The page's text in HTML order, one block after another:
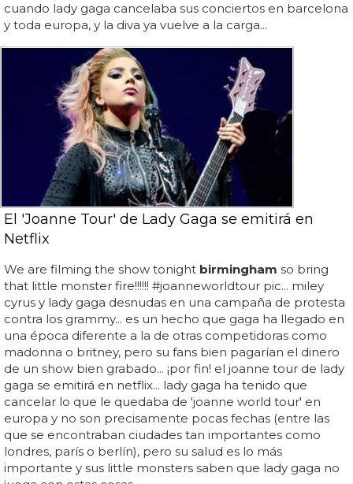
cuando lady gaga cancelaba sus conciertos en barcelona
y toda europa, y la diva ya vuelve a la carga...
El 'Joanne Tour' de Lady Gaga se emitirá en
Netflix
We are filming the show tonight birmingham so bring
that little monster fire!!!!!! #joanneworldtour pic... miley
cyrus y lady gaga desnudas en una campaña de protesta
contra los grammy... es un hecho que gaga ha llegado en
una época diferente a la de otras competidoras como
madonna o britney, pero su fans bien pagarían el dinero
de un show bien grabado... ¡por fin! el joanne tour de lady
gaga se emitirá en netflix... lady gaga ha tenido que
cancelar lo que le quedaba de 'joanne world tour' en
europa y no son precisamente pocas fechas (entre las
que se encontraban ciudades tan importantes como
londres, parís o berlín), pero su salud es lo más
importante y sus little monsters saben que lady gaga no